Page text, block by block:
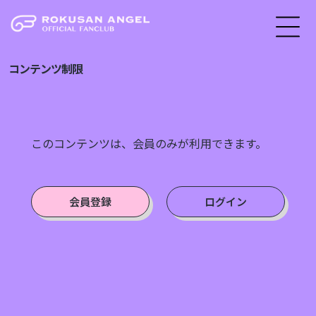
コンテンツ制限
このコンテンツは、会員のみが利用できます。
会員登録 ログイン